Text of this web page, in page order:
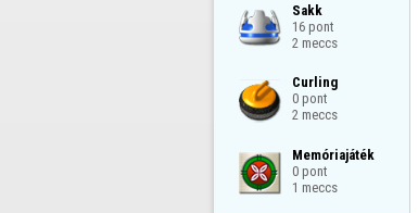
Sakk
16 pont
2 meccs
Curling
0 pont
2 meccs
Memóriajáték
0 pont
1 meccs